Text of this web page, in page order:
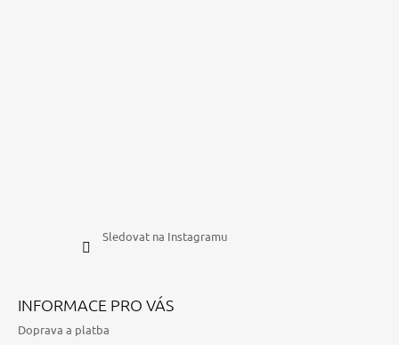
Sledovat na Instagramu
INFORMACE PRO VÁS
Doprava a platba